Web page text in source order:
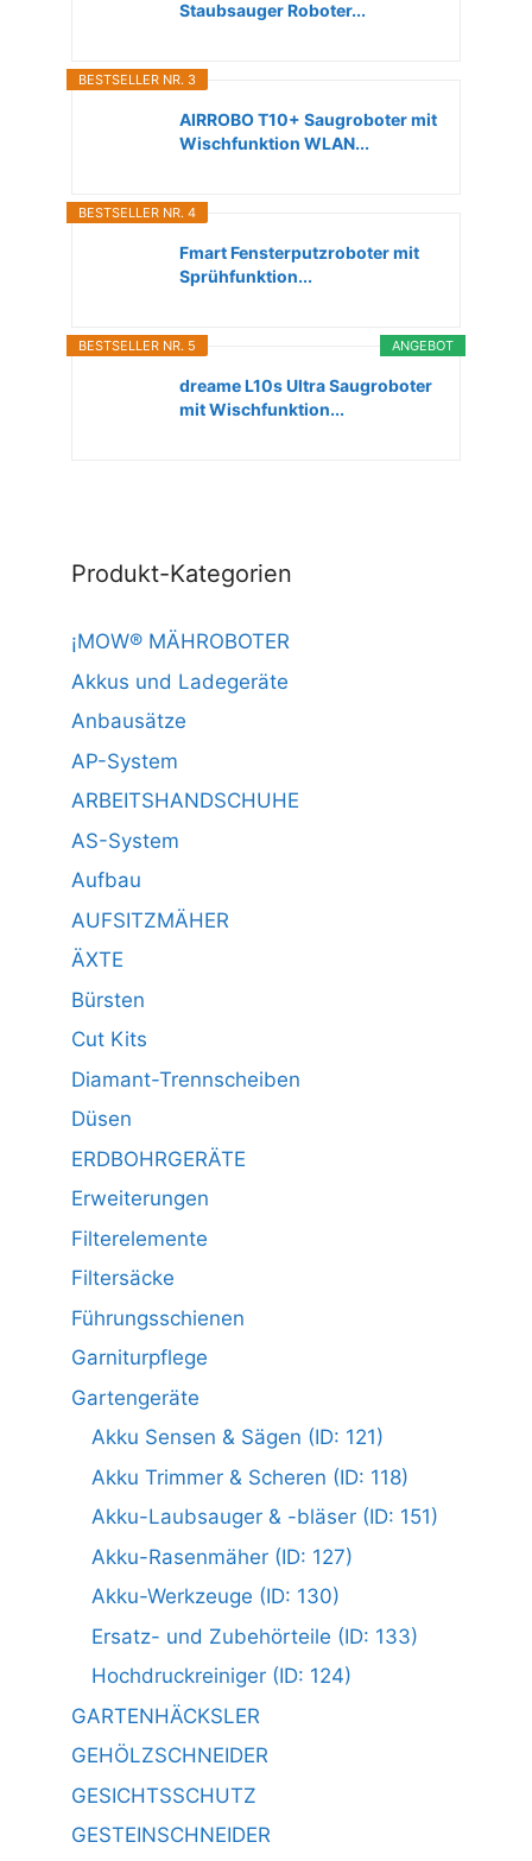
Staubsauger Roboter...
BESTSELLER NR. 3
AIRROBO T10+ Saugroboter mit
Wischfunktion WLAN...
BESTSELLER NR. 4
Fmart Fensterputzroboter mit
Sprühfunktion...
ANGEBOT
BESTSELLER NR. 5
dreame L10s Ultra Saugroboter
mit Wischfunktion...
Produkt-Kategorien
¡MOW® MÄHROBOTER
Akkus und Ladegeräte
Anbausätze
AP-System
ARBEITSHANDSCHUHE
AS-System
Aufbau
AUFSITZMÄHER
ÄXTE
Bürsten
Cut Kits
Diamant-Trennscheiben
Düsen
ERDBOHRGERÄTE
Erweiterungen
Filterelemente
Filtersäcke
Führungsschienen
Garniturpflege
Gartengeräte
Akku Sensen & Sägen (ID: 121)
Akku Trimmer & Scheren (ID: 118)
Akku-Laubsauger & -bläser (ID: 151)
Akku-Rasenmäher (ID: 127)
Akku-Werkzeuge (ID: 130)
Ersatz- und Zubehörteile (ID: 133)
Hochdruckreiniger (ID: 124)
GARTENHÄCKSLER
GEHÖLZSCHNEIDER
GESICHTSSCHUTZ
GESTEINSCHNEIDER